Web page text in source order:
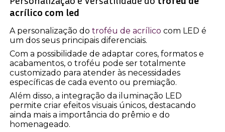
acrílico com led
A personalização dotroféu de acrílico com LED é
um dos seus principais diferenciais.
Com a possibilidade de adaptar cores, formatos e
acabamentos, o troféu pode ser totalmente
customizado para atender às necessidades
específicas de cada evento ou premiação.
Além disso, a integração da iluminação LED
permite criar efeitos visuais únicos, destacando
ainda mais a importância do prêmio e do
homenageado.